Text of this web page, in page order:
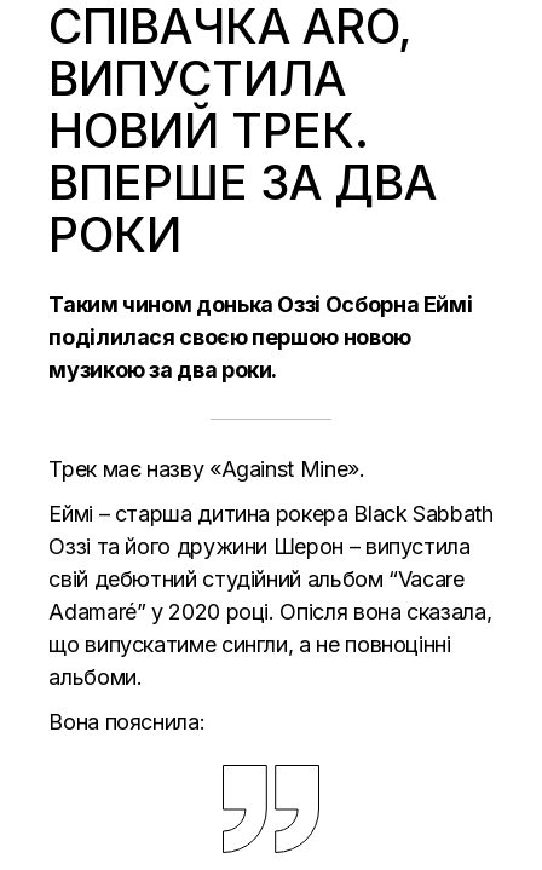
СПІВАЧКА ARO,
ВИПУСТИЛА
НОВИЙ ТРЕК.
ВПЕРШЕ ЗА ДВА
РОКИ
Таким чином донька Оззі Осборна Еймі
поділилася своєю першою новою
музикою за два роки.
Трек має назву «Against Mine».
Еймі – старша дитина рокера Black Sabbath
Оззі та його дружини Шерон – випустила
свій дебютний студійний альбом “Vacare
Adamaré” у 2020 році. Опісля вона сказала,
що випускатиме сингли, а не повноцінні
альбоми.
Вона пояснила: